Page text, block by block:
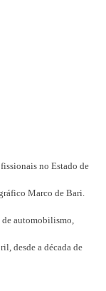
no Estado de
Marco de Bari.
de automobilismo,
desde a década de